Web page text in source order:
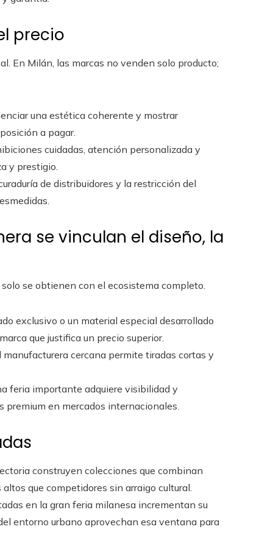
precio
En Milán, las marcas no venden solo producto;
una estética coherente y mostrar
a pagar.
cuidadas, atención personalizada y
y prestigio.
de distribuidores y la restricción del
se vinculan el diseño, la
se obtienen con el ecosistema completo.
exclusivo o un material especial desarrollado
que justifica un precio superior.
cercana permite tiradas cortas y
feria importante adquiere visibilidad y
en mercados internacionales.
construyen colecciones que combinan
que competidores sin arraigo cultural.
en la gran feria milanesa incrementan su
entorno urbano aprovechan esa ventana para